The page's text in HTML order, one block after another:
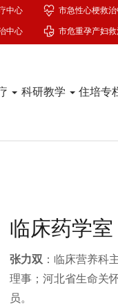
中心 市急性心梗救
中心 市危重孕产妇
科研教学 住培专
临床药学室
张力双 ：临床营养科
理事；河北省生命关
员。